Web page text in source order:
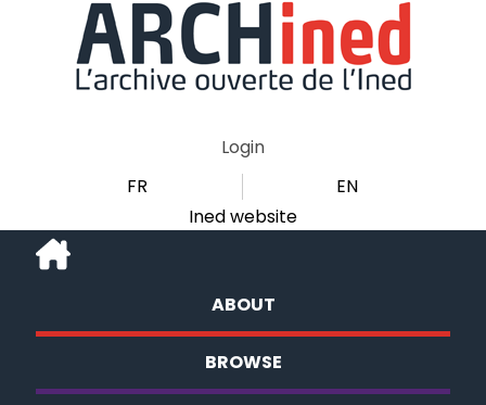
Login
FR
EN
Ined website
ABOUT
BROWSE